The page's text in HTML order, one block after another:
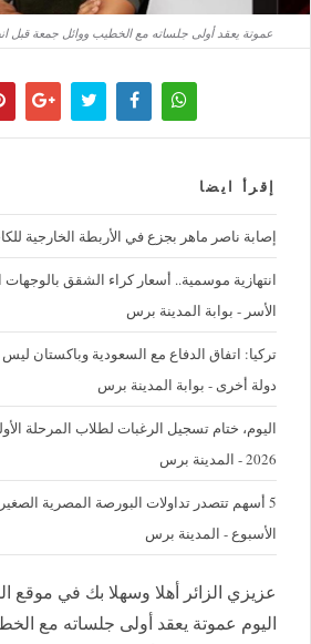
عموتة يعقد أولى جلساته مع الخطيب ووائل جمعة قبل
إقرأ ايضا
إصابة ناصر ماهر بجزع في الأربطة الخارجية
‪انتهازية موسمية.. أسعار كراء الشقق
الأسر - بوابة المدينة برس
تركيا: اتفاق الدفاع مع السعودية وباكستان
دولة أخرى - بوابة المدينة برس
اليوم، ختام تسجيل الرغبات لطلاب المرحلة
2026 - المدينة برس
5 أسهم تتصدر تداولات البورصة المصرية
الأسبوع - المدينة برس
عزيزي الزائر أهلا وسهلا بك في موقع
اليوم عموتة يعقد أولى جلساته مع